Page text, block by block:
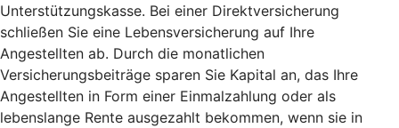
Unterstützungskasse. Bei einer Direktversicherung
schließen Sie eine Lebensversicherung auf Ihre
Angestellten ab. Durch die monatlichen
Versicherungsbeiträge sparen Sie Kapital an, das Ihre
Angestellten in Form einer Einmalzahlung oder als
lebenslange Rente ausgezahlt bekommen, wenn sie in